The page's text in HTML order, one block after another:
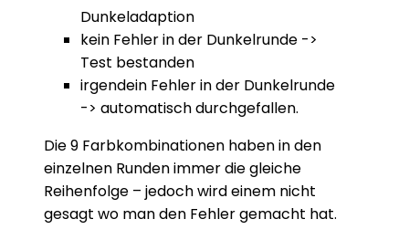
Dunkeladaption
kein Fehler in der Dunkelrunde ->
Test bestanden
irgendein Fehler in der Dunkelrunde
-> automatisch durchgefallen.
Die 9 Farbkombinationen haben in den
einzelnen Runden immer die gleiche
Reihenfolge – jedoch wird einem nicht
gesagt wo man den Fehler gemacht hat.